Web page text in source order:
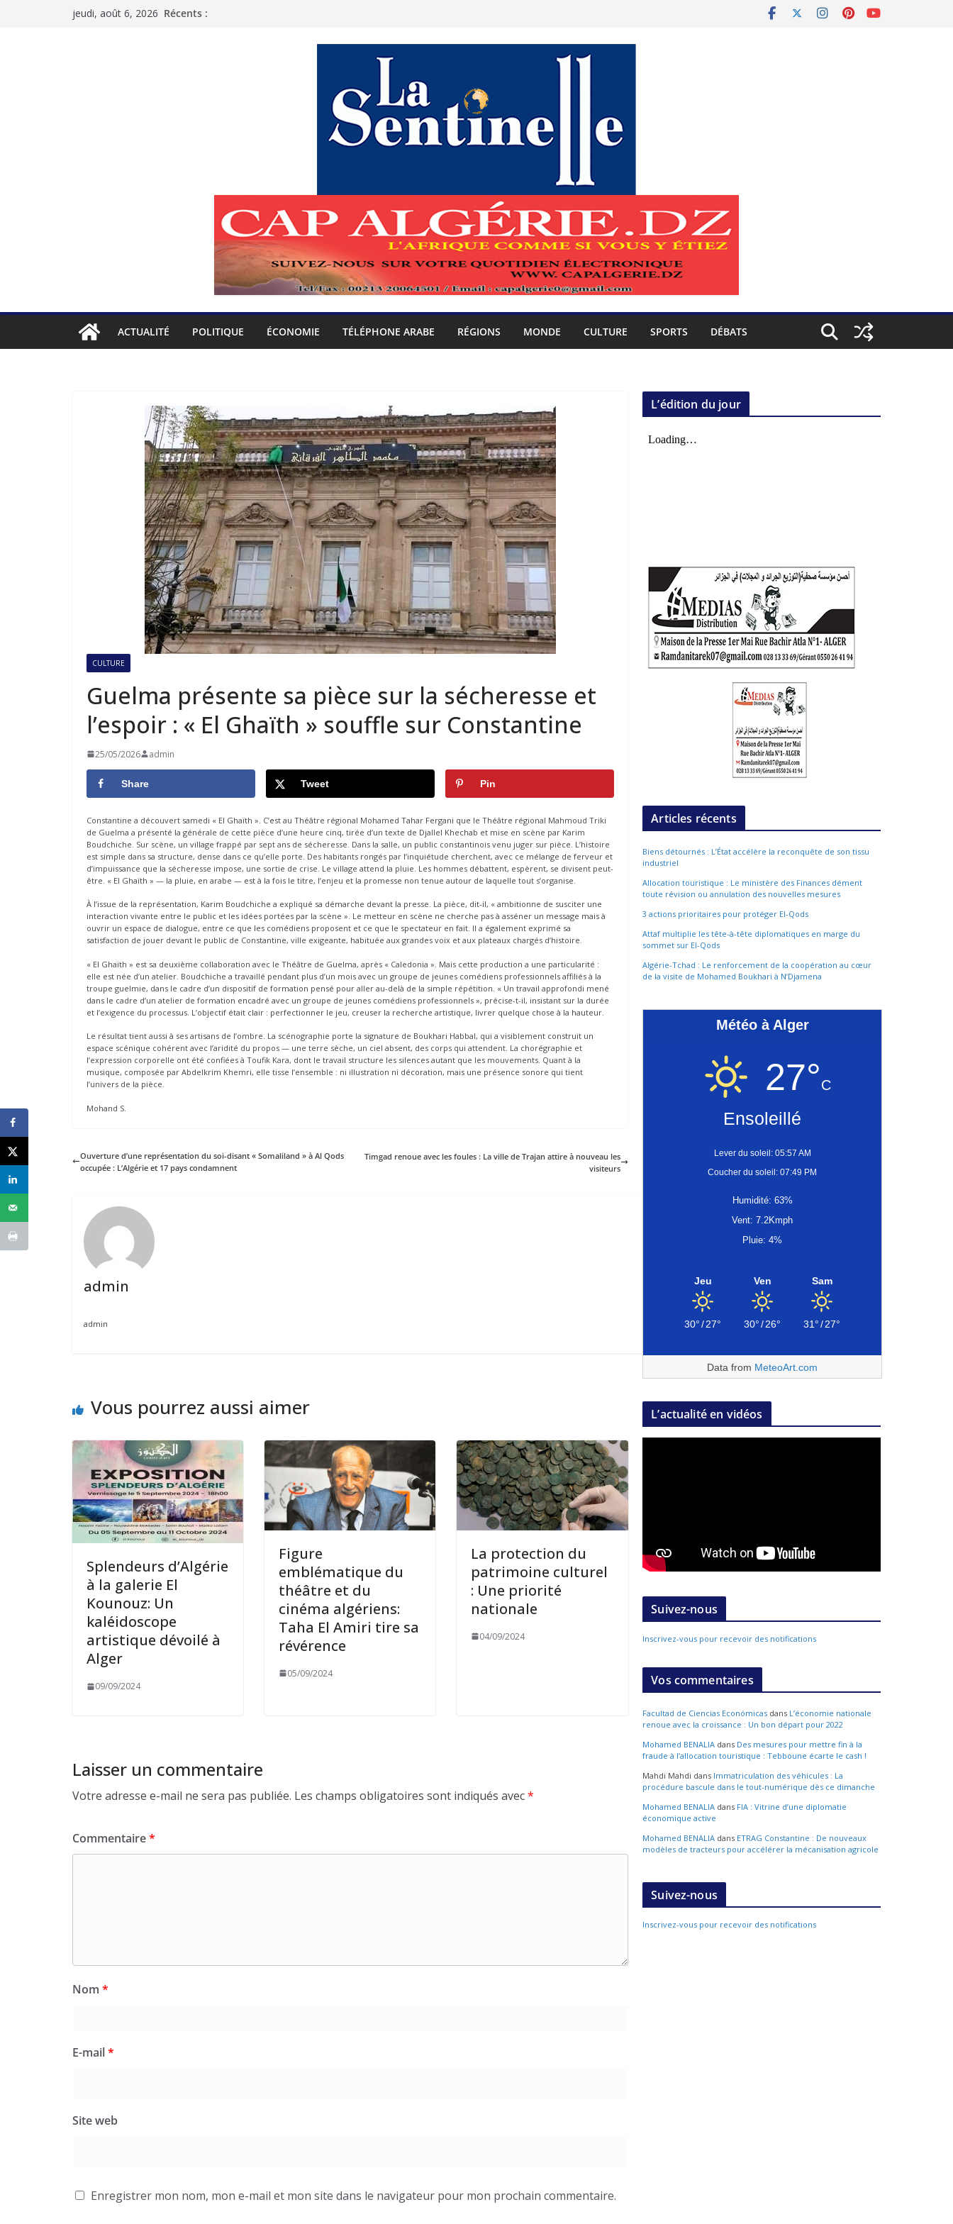
jeudi, août 6, 2026 Récents :
ACTUALITÉ POLITIQUE ÉCONOMIE TÉLÉPHONE ARABE RÉGIONS MONDE CULTURE SPORTS DÉBATS
CULTURE
Guelma présente sa pièce sur la sécheresse et
l’espoir : « El Ghaïth » souffle sur Constantine
25/05/2026 admin
Share Tweet Pin
Constantine a découvert samedi « El Ghaïth ». C’est au Théâtre régional Mohamed Tahar Fergani que le Théâtre régional Mahmoud Triki
de Guelma a présenté la générale de cette pièce d’une heure cinq, tirée d’un texte de Djallel Khechab et mise en scène par Karim
Boudchiche. Sur scène, un village frappé par sept ans de sécheresse. Dans la salle, un public constantinois venu juger sur pièce. L’histoire
est simple dans sa structure, dense dans ce qu’elle porte. Des habitants rongés par l’inquiétude cherchent, avec ce mélange de ferveur et
d’impuissance que la sécheresse impose, une sortie de crise. Le village attend la pluie. Les hommes débattent, espèrent, se divisent peut-
être. « El Ghaïth » — la pluie, en arabe — est à la fois le titre, l’enjeu et la promesse non tenue autour de laquelle tout s’organise.
À l’issue de la représentation, Karim Boudchiche a expliqué sa démarche devant la presse. La pièce, dit-il, « ambitionne de susciter une
interaction vivante entre le public et les idées portées par la scène ». Le metteur en scène ne cherche pas à asséner un message mais à
ouvrir un espace de dialogue, entre ce que les comédiens proposent et ce que le spectateur en fait. Il a également exprimé sa
satisfaction de jouer devant le public de Constantine, ville exigeante, habituée aux grandes voix et aux plateaux chargés d’histoire.
« El Ghaïth » est sa deuxième collaboration avec le Théâtre de Guelma, après « Caledonia ». Mais cette production a une particularité :
elle est née d’un atelier. Boudchiche a travaillé pendant plus d’un mois avec un groupe de jeunes comédiens professionnels affiliés à la
troupe guelmie, dans le cadre d’un dispositif de formation pensé pour aller au-delà de la simple répétition. « Un travail approfondi mené
dans le cadre d’un atelier de formation encadré avec un groupe de jeunes comédiens professionnels », précise-t-il, insistant sur la durée
et l’exigence du processus. L’objectif était clair : perfectionner le jeu, creuser la recherche artistique, livrer quelque chose à la hauteur.
Le résultat tient aussi à ses artisans de l’ombre. La scénographie porte la signature de Boukhari Habbal, qui a visiblement construit un
espace scénique cohérent avec l’aridité du propos — une terre sèche, un ciel absent, des corps qui attendent. La chorégraphie et
l’expression corporelle ont été confiées à Toufik Kara, dont le travail structure les silences autant que les mouvements. Quant à la
musique, composée par Abdelkrim Khemri, elle tisse l’ensemble : ni illustration ni décoration, mais une présence sonore qui tient
l’univers de la pièce.
Mohand S.
Ouverture d’une représentation du soi-disant « Somaliland » à Al Qods
occupée : L’Algérie et 17 pays condamnent
Timgad renoue avec les foules : La ville de Trajan attire à nouveau les
visiteurs
admin
admin
Vous pourrez aussi aimer
Splendeurs d’Algérie
à la galerie El
Kounouz: Un
kaléidoscope
artistique dévoilé à
Alger
09/09/2024
Figure
emblématique du
théâtre et du
cinéma algériens:
Taha El Amiri tire sa
révérence
05/09/2024
La protection du
patrimoine culturel
: Une priorité
nationale
04/09/2024
Laisser un commentaire
Votre adresse e-mail ne sera pas publiée. Les champs obligatoires sont indiqués avec*
Commentaire*
Nom *
E-mail*
Site web
Enregistrer mon nom, mon e-mail et mon site dans le navigateur pour mon prochain commentaire.
L’édition du jour
Articles récents
Biens détournés : L’État accélère la reconquête de son tissu
industriel
Allocation touristique : Le ministère des Finances dément
toute révision ou annulation des nouvelles mesures
3 actions prioritaires pour protéger El-Qods
Attaf multiplie les tête-à-tête diplomatiques en marge du
sommet sur El-Qods
Algérie-Tchad : Le renforcement de la coopération au cœur
de la visite de Mohamed Boukhari à N’Djamena
Météo à Alger
27°C
Ensoleillé
Lever du soleil: 05:57 AM
Coucher du soleil: 07:49 PM
Humidité: 63%
Vent: 7.2Kmph
Pluie: 4%
Jeu
30°/27°
Ven
30°/26°
Sam
31°/27°
Data from MeteoArt.com
L’actualité en vidéos
Suivez-nous
Inscrivez-vous pour recevoir des notifications
Vos commentaires
Facultad de Ciencias Económicas dans L’économie nationale
renoue avec la croissance : Un bon départ pour 2022
Mohamed BENALIA dans Des mesures pour mettre fin à la
fraude à l’allocation touristique : Tebboune écarte le cash !
Mahdi Mahdi dans Immatriculation des véhicules : La
procédure bascule dans le tout-numérique dès ce dimanche
Mohamed BENALIA dans FIA : Vitrine d’une diplomatie
économique active
Mohamed BENALIA dans ETRAG Constantine : De nouveaux
modèles de tracteurs pour accélérer la mécanisation agricole
Suivez-nous
Inscrivez-vous pour recevoir des notifications